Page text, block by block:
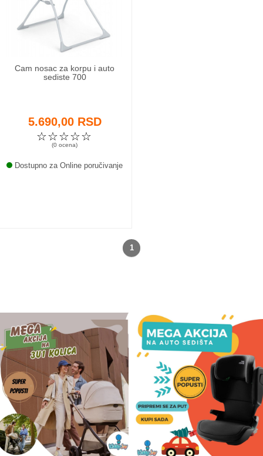
Odeća i obuća
Igračke za bebe i decu
AKCIJA
Call Centar
011 438 1 000
Cam nosac za korpu i auto
sediste 700
5.690,00 RSD
☆
☆
☆
☆
☆
(0 ocena)
Dostupno za Online poručivanje
1